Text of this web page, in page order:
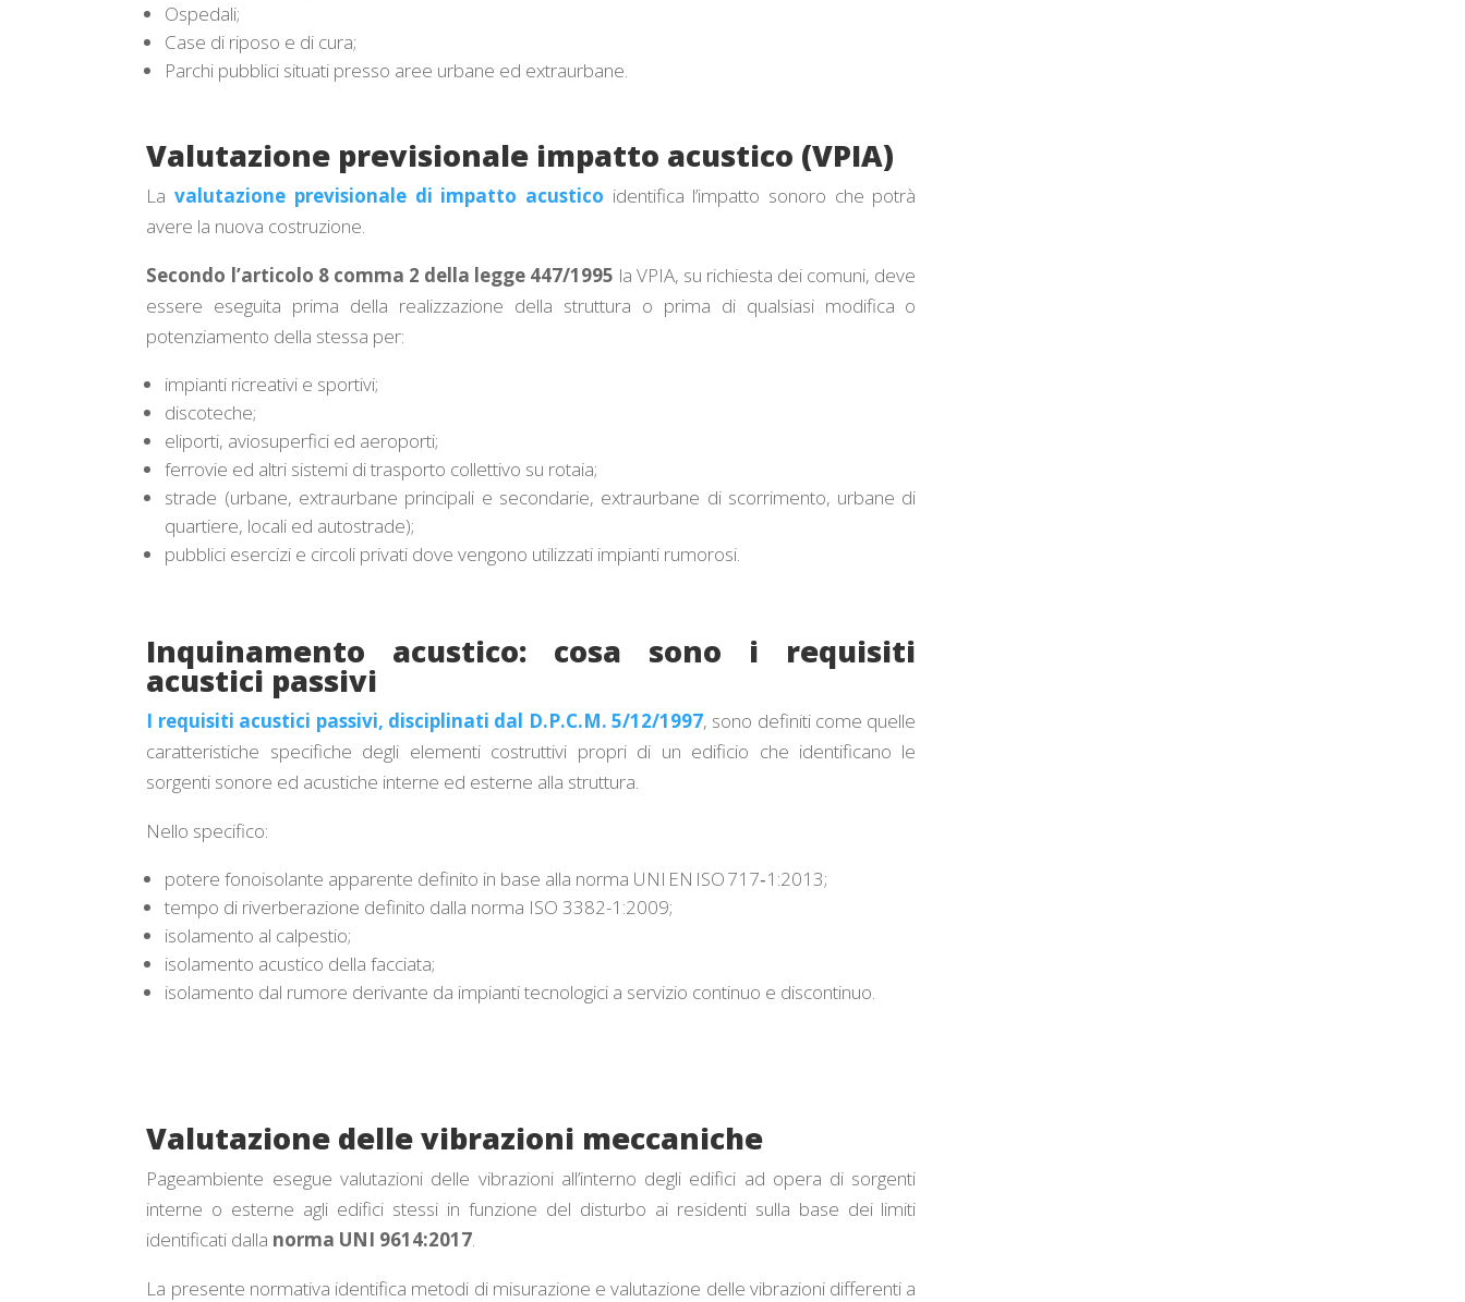
Ospedali;
Case di riposo e di cura;
Parchi pubblici situati presso aree urbane ed extraurbane.
Valutazione previsionale impatto acustico (VPIA)
Lavalutazione previsionale di impatto acustico identifica l’impatto sonoro che potrà
avere la nuova costruzione.
Secondo l’articolo 8 comma 2 della legge 447/1995 la VPIA, su richiesta dei comuni, deve
essere eseguita prima della realizzazione della struttura o prima di qualsiasi modifica o
potenziamento della stessa per:
impianti ricreativi e sportivi;
discoteche;
eliporti, aviosuperfici ed aeroporti;
ferrovie ed altri sistemi di trasporto collettivo su rotaia;
strade (urbane, extraurbane principali e secondarie, extraurbane di scorrimento, urbane di
quartiere, locali ed autostrade);
pubblici esercizi e circoli privati dove vengono utilizzati impianti rumorosi.
Inquinamento acustico: cosa sono i requisiti
acustici passivi
I requisiti acustici passivi, disciplinati dal D.P.C.M. 5/12/1997, sono definiti come quelle
caratteristiche specifiche degli elementi costruttivi propri di un edificio che identificano le
sorgenti sonore ed acustiche interne ed esterne alla struttura.
Nello specifico:
potere fonoisolante apparente definito in base alla norma UNI EN ISO 717‑1:2013;
tempo di riverberazione definito dalla norma ISO 3382-1:2009;
isolamento al calpestio;
isolamento acustico della facciata;
isolamento dal rumore derivante da impianti tecnologici a servizio continuo e discontinuo.
Valutazione delle vibrazioni meccaniche
Pageambiente esegue valutazioni delle vibrazioni all’interno degli edifici ad opera di sorgenti
interne o esterne agli edifici stessi in funzione del disturbo ai residenti sulla base dei limiti
identificati dalla norma UNI 9614:2017.
La presente normativa identifica metodi di misurazione e valutazione delle vibrazioni differenti a